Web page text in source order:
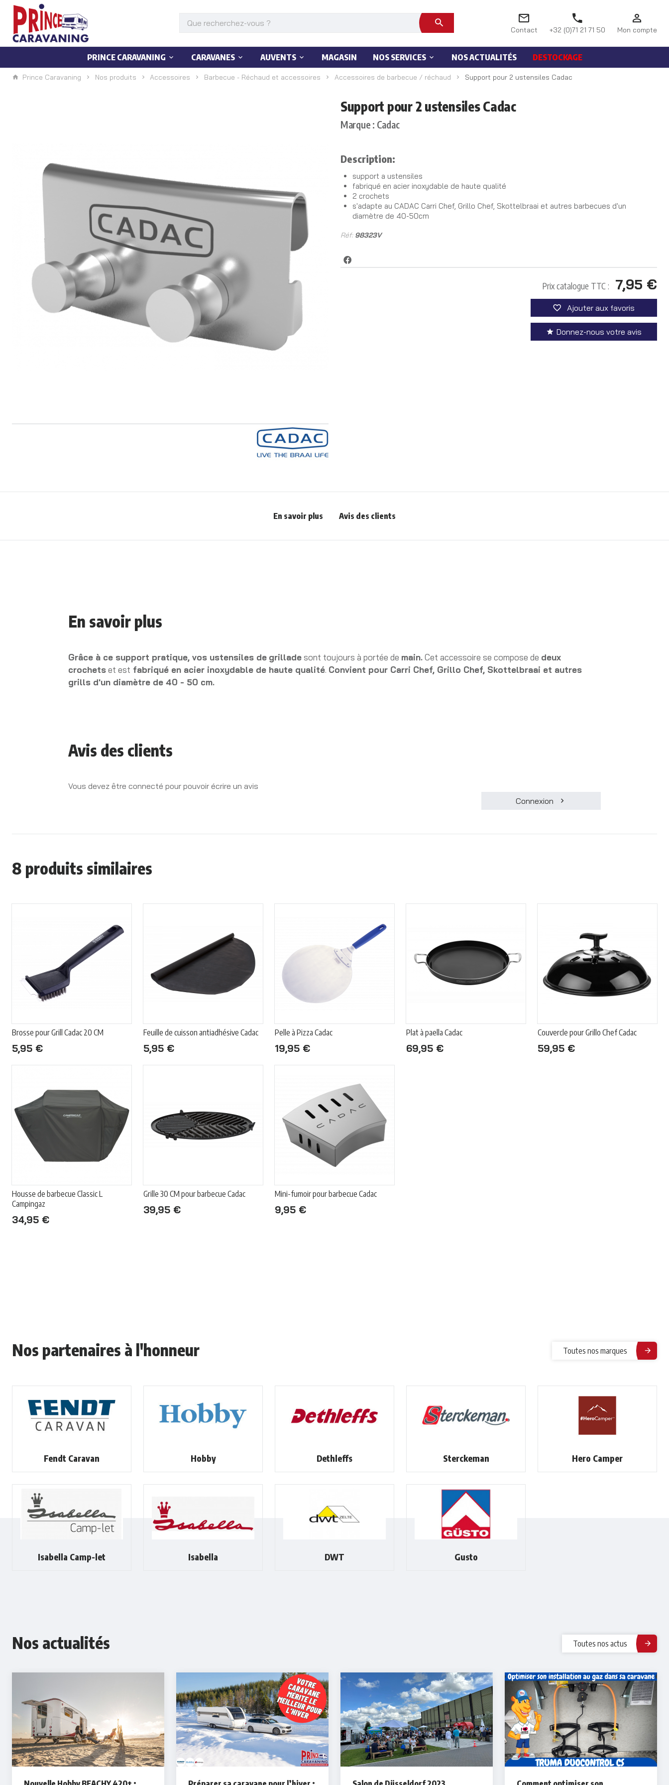
Contact +32 (0)71 21 71 50 Mon compte
PRINCE CARAVANING CARAVANES AUVENTS MAGASIN NOS SERVICES NOS ACTUALITÉS DESTOCKAGE
Prince Caravaning Nos produits Accessoires Barbecue - Réchaud et accessoires Accessoires de barbecue / réchaud Support pour 2 ustensiles Cadac
Support pour 2 ustensiles Cadac
Marque : Cadac
Description:
support a ustensiles
fabriqué en acier inoxydable de haute qualité
2 crochets
s'adapte au CADAC Carri Chef, Grillo Chef, Skottelbraai et autres barbecues d'un
diamètre de 40-50cm
Réf: 98323V
Prix catalogue TTC : 7,95 €
Ajouter aux favoris
Donnez-nous votre avis
En savoir plus Avis des clients
En savoir plus
Grâce à ce support pratique, vos ustensiles de grilladesont toujours à portée de main.Cet accessoire se compose de deux
crochetset est fabriqué en acier inoxydable de haute qualité. Convient pour Carri Chef, Grillo Chef, Skottelbraai et autres
grills d'un diamètre de 40 - 50 cm.
Avis des clients
Vous devez être connecté pour pouvoir écrire un avis
Connexion
8 produits similaires
Brosse pour Grill Cadac 20 CM
5,95 €
Feuille de cuisson antiadhésive Cadac
5,95 €
Pelle à Pizza Cadac
19,95 €
Plat à paella Cadac
69,95 €
Couvercle pour Grillo Chef Cadac
59,95 €
Housse de barbecue Classic L
Campingaz
34,95 €
Grille 30 CM pour barbecue Cadac
39,95 €
Mini-fumoir pour barbecue Cadac
9,95 €
Nos partenaires à l'honneur Toutes nos marques
Fendt Caravan Hobby Dethleffs Sterckeman Hero Camper
Isabella Camp-let Isabella DWT Gusto
Nos actualités Toutes nos actus